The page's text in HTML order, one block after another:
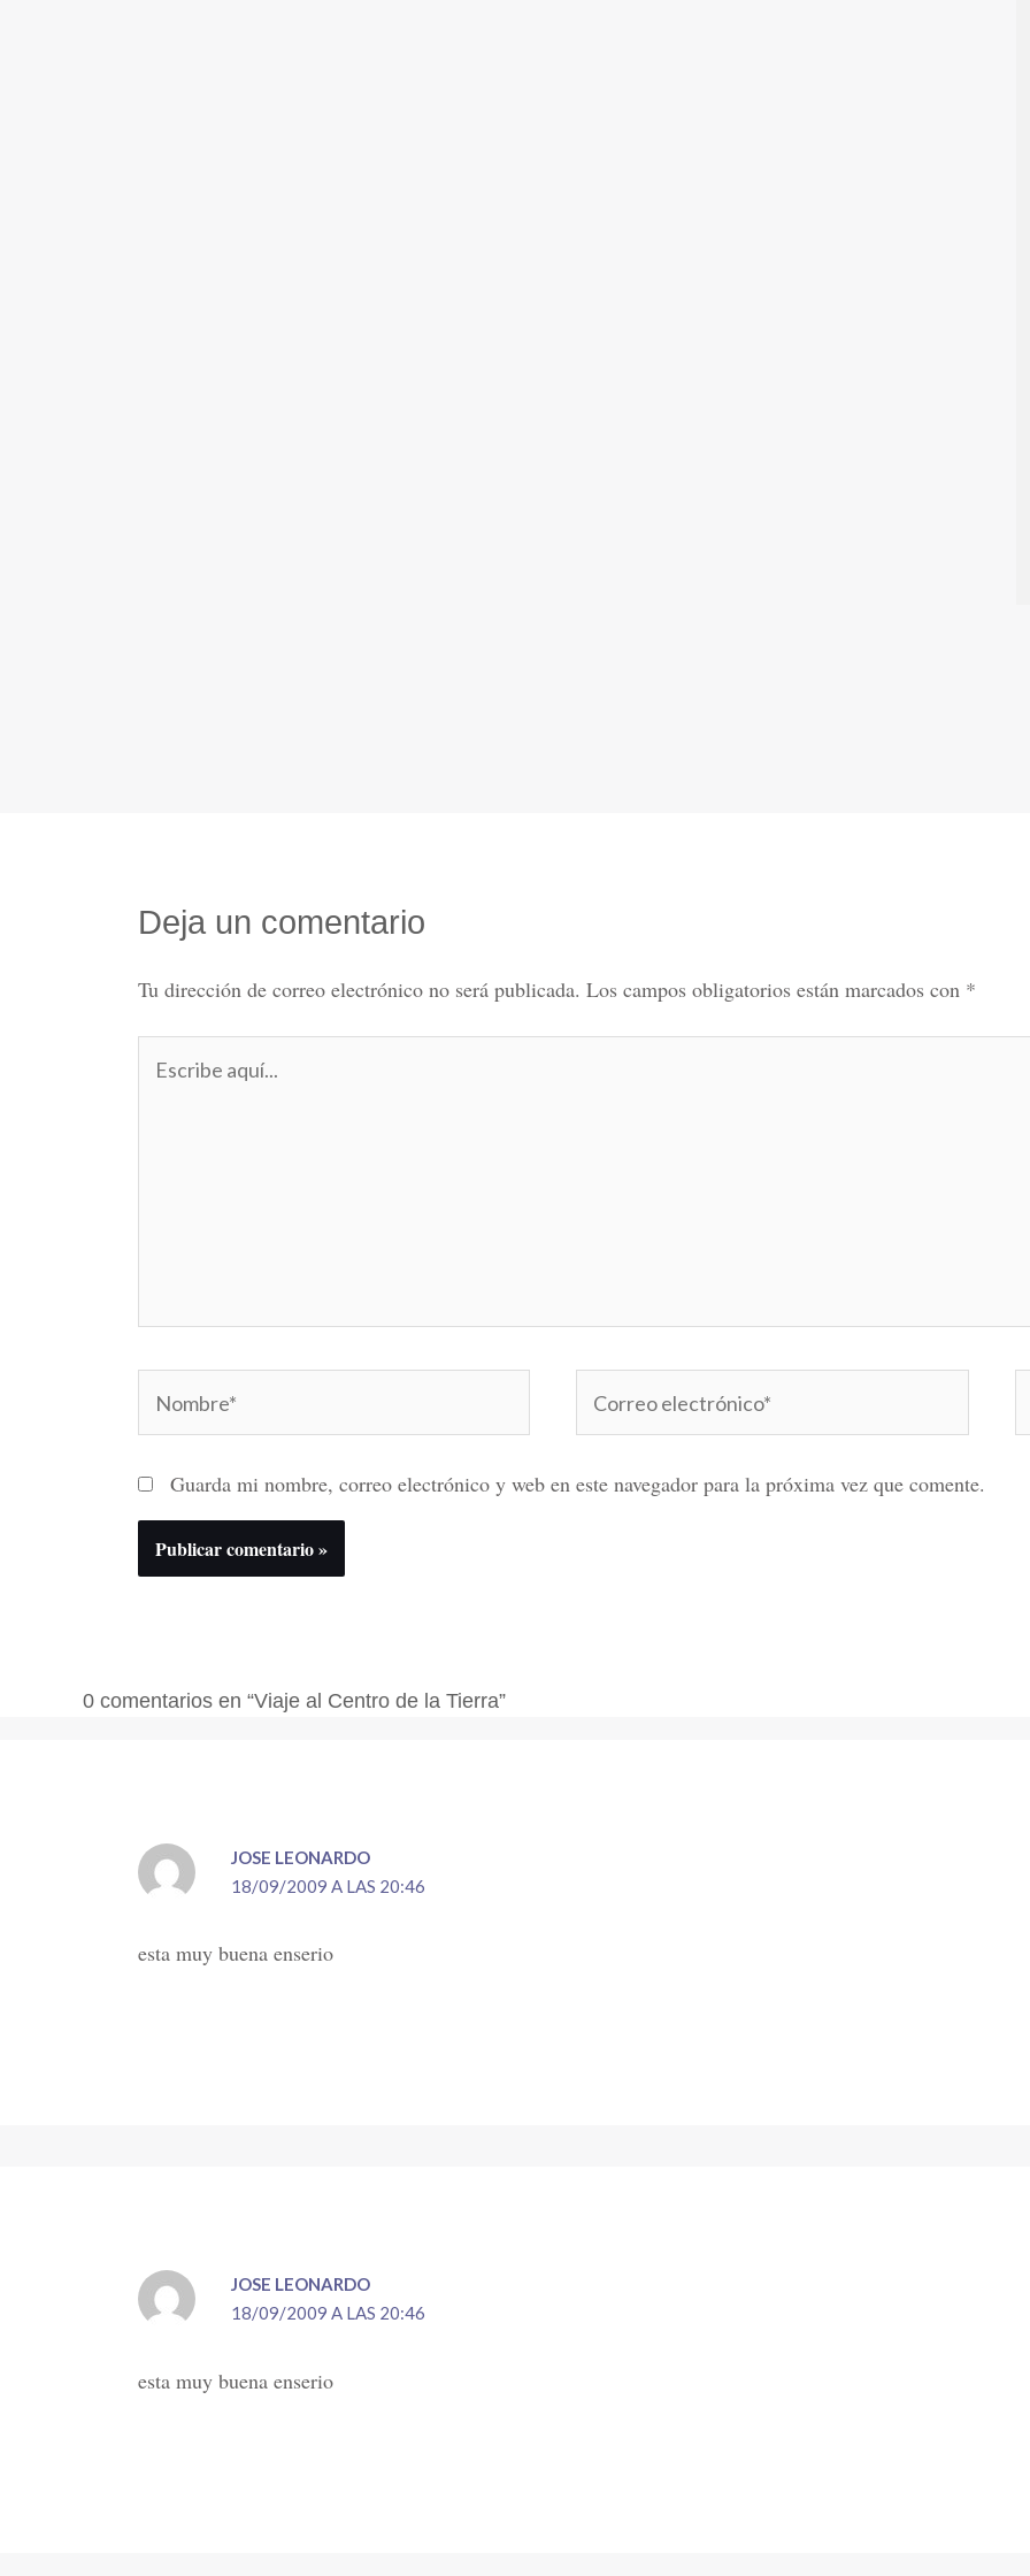
Deja un comentario
Tu dirección de correo electrónico no será publicada. Los campos obligatorios están marcados con *
aquí...
electrónico*
Guarda mi nombre, correo electrónico y web en este navegador para la próxima vez que comente.
0 comentarios en “Viaje al Centro de la Tierra”
JOSE LEONARDO
18/09/2009 A LAS 20:46
esta muy buena enserio
JOSE LEONARDO
18/09/2009 A LAS 20:46
esta muy buena enserio